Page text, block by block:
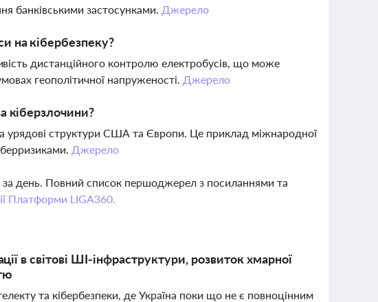
банківськими застосунками. Джерело
на кібербезпеку?
дистанційного контролю електробусів, що може
геополітичної напруженості. Джерело
кіберзлочини?
урядові структури США та Європи. Це приклад міжнародної
Джерело
день. Повний список першоджерел з посиланнями та
Платформи LIGA360.
в світові ШІ-інфраструктури, розвиток хмарної
та кібербезпеки, де Україна поки що не є повноцінним